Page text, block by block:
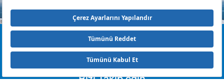
0212 393 2000
Bizi Takip edin